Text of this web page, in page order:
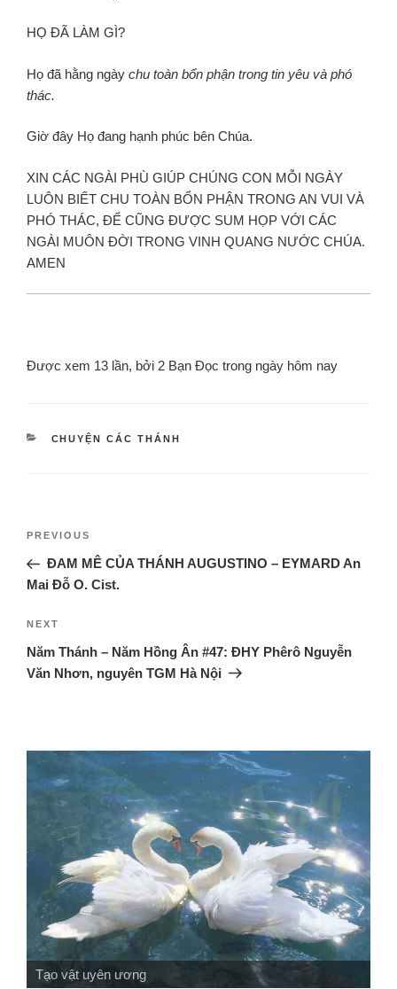
HỌ ĐÃ LÀM GÌ?
Họ đã hằng ngày chu toàn bổn phận trong tin yêu và phó
thác.
Giờ đây Họ đang hạnh phúc bên Chúa.
XIN CÁC NGÀI PHÙ GIÚP CHÚNG CON MỖI NGÀY
LUÔN BIẾT CHU TOÀN BỔN PHẬN TRONG AN VUI VÀ
PHÓ THÁC, ĐỂ CŨNG ĐƯỢC SUM HỌP VỚI CÁC
NGÀI MUÔN ĐỜI TRONG VINH QUANG NƯỚC CHÚA.
AMEN
Được xem 13 lần, bởi 2 Bạn Đọc trong ngày hôm nay
CHUYỆN CÁC THÁNH
PREVIOUS
ĐAM MÊ CỦA THÁNH AUGUSTINO – EYMARD An
Mai Đỗ O. Cist.
NEXT
Năm Thánh – Năm Hồng Ân #47: ĐHY Phêrô Nguyễn
Văn Nhơn, nguyên TGM Hà Nội